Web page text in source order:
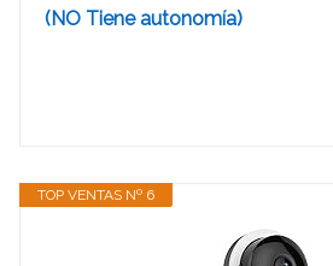
(NO Tiene autonomía)
TOP VENTAS Nº 6